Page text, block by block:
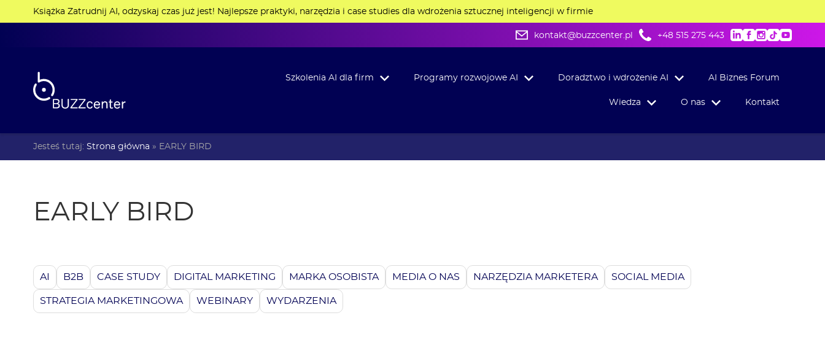
Książka Zatrudnij AI, odzyskaj czas już jest! Najlepsze praktyki, narzędzia i case studies dla wdrożenia sztucznej inteligencji w firmie
kontakt@buzzcenter.pl +48 515 275 443 LinkedIn
Facebook
Instagram
TikTok
Szkolenia AI dla firm Programy rozwojowe AI Doradztwo i wdrożenie AI AI Biznes Forum
Wiedza O nas Kontakt
Jesteś tutaj: Strona główna » EARLY BIRD
EARLY BIRD
AI B2B CASE STUDY DIGITAL MARKETING MARKA OSOBISTA MEDIA O NAS NARZĘDZIA MARKETERA SOCIAL MEDIA
STRATEGIA MARKETINGOWA WEBINARY WYDARZENIA